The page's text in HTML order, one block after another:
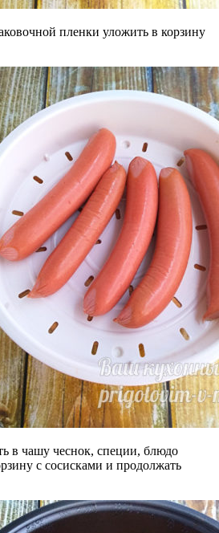
пленки уложить в корзину
в чашу чеснок, специи, блюдо
с сосисками и продолжать